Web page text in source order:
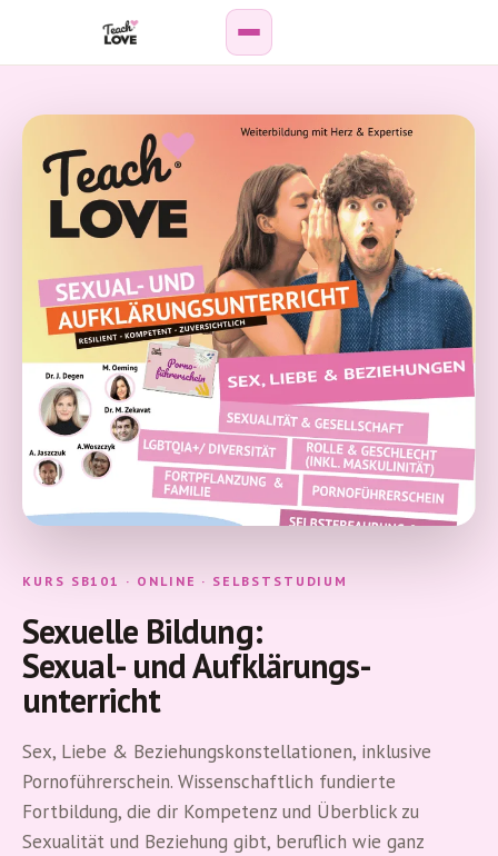
Weiterbildung
Paar-
Sexualberatung
Online-
Kurse
Podcast
Wissenshub
Personen
ansehen
Login
KURS SB101 · ONLINE · SELBSTSTUDIUM
Sexuelle Bildung:
Sexual- und Aufklärungs­
unterricht
Sex, Liebe & Beziehungskonstellationen, inklusive
Pornoführerschein. Wissenschaftlich fundierte
Fortbildung, die dir Kompetenz und Überblick zu
Sexualität und Beziehung gibt, beruflich wie ganz